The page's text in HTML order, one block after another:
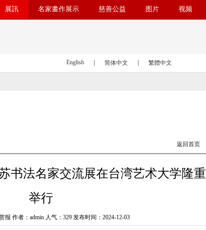
展訊 名家畫作展示 慈善公益 图片 视频
English 简体中文 繁體中文
返回首页
法名家交流展在台湾艺术大学隆重
举行
报 作者：admin 人气： 329 发布时间：2024-12-03